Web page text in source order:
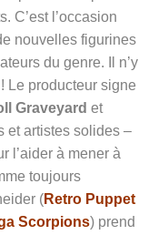
C’est l’occasion
nouvelles figurines
du genre. Il n’y
Le producteur signe
Graveyard et
et artistes solides –
l’aider à mener à
toujours
(Retro Puppet
Scorpions) prend